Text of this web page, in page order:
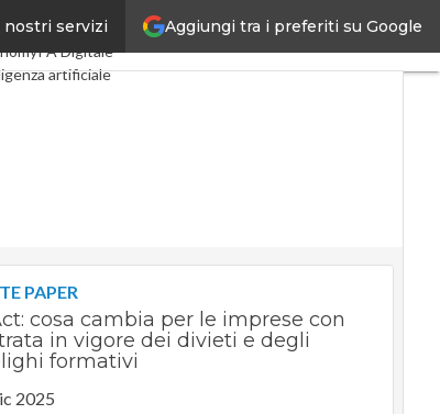
Aggiungi tra i preferiti su Google
nostri servizi
Telco
PA Digitale
artificiale
PAPER
cosa cambia per le imprese con
in vigore dei divieti e degli
formativi
2025